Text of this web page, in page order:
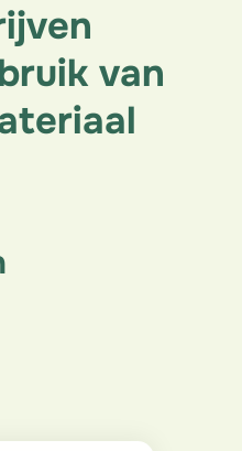
van